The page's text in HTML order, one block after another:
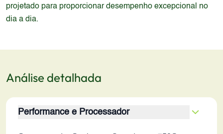
projetado para proporcionar desempenho excepcional no
dia a dia.
Análise detalhada
Performance e Processador